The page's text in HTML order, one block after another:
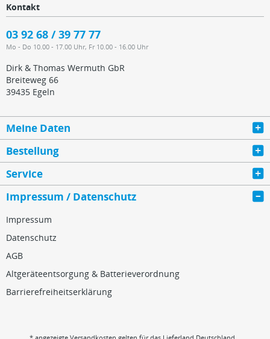
Kontakt
03 92 68 / 39 77 77
Mo - Do 10.00 - 17.00 Uhr, Fr 10.00 - 16.00 Uhr
Dirk & Thomas Wermuth GbR
Breiteweg 66
39435 Egeln
Meine Daten
Bestellung
Service
Impressum / Datenschutz
Impressum
Datenschutz
AGB
Altgeräteentsorgung & Batterieverordnung
Barrierefreiheitserklärung